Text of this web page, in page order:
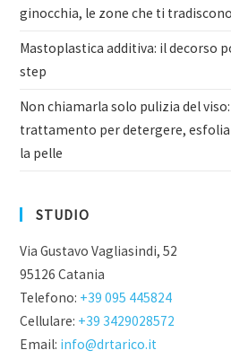
ginocchia, le zone che ti
Mastoplastica additiva: il decorso
step
Non chiamarla solo pulizia del
trattamento per detergere,
la pelle
STUDIO
Via Gustavo Vagliasindi, 52
95126 Catania
Telefono: +39 095 445824
Cellulare: +39 3429028572
Email: info@drtarico.it